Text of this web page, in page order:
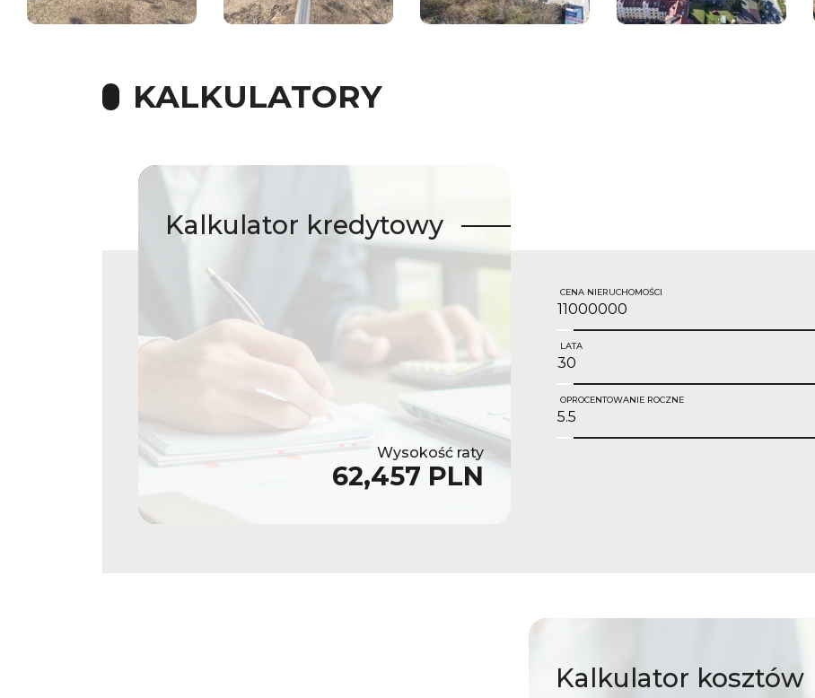
KALKULATORY
Kalkulator kredytowy
Wysokość raty
62,457 PLN
CENA NIERUCHOMOŚCI
LATA
OPROCENTOWANIE ROCZNE
Kalkulator kosztów